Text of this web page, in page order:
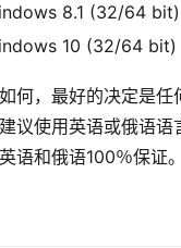
8.1 (32/64 bit)
10 (32/64 bit)
何，最好的决定是
议使用英语或俄语
语和俄语100％保证。